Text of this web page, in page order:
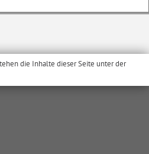
die Inhalte dieser Seite unter der